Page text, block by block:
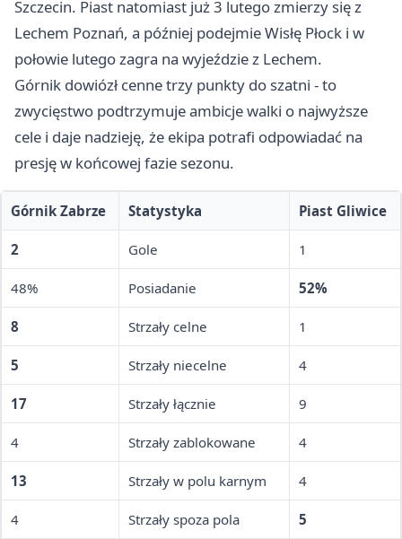
Szczecin. Piast natomiast już 3 lutego zmierzy się z
Lechem Poznań, a później podejmie Wisłę Płock i w
połowie lutego zagra na wyjeździe z Lechem.
Górnik dowiózł cenne trzy punkty do szatni - to
zwycięstwo podtrzymuje ambicje walki o najwyższe
cele i daje nadzieję, że ekipa potrafi odpowiadać na
presję w końcowej fazie sezonu.
Górnik Zabrze Statystyka Piast Gliwice
2 Gole 1
48% Posiadanie 52%
8 Strzały celne 1
5 Strzały niecelne 4
17 Strzały łącznie 9
4 Strzały zablokowane 4
13 Strzały w polu karnym 4
4 Strzały spoza pola 5